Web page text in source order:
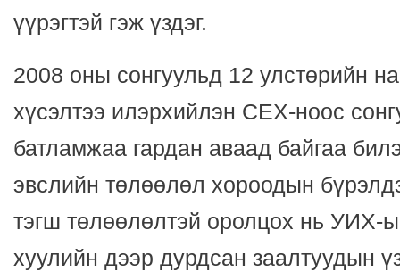
үүрэгтэй гэж үздэг.
2008 оны сонгуульд 12 улстөрийн
хүсэлтээ илэрхийлэн СЕХ-ноос
батламжаа гардан аваад байгаа
эвслийн төлөөлөл хороодын
тэгш төлөөлөлтэй оролцох нь УИХ-
хуулийн дээр дурдсан заалтуудын